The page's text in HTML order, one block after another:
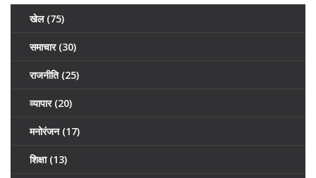
खेल (75)
समाचार (30)
राजनीति (25)
व्यापार (20)
मनोरंजन (17)
शिक्षा (13)